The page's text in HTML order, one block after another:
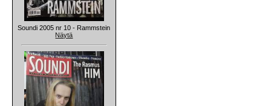
Soundi 2005 nr 10 - Rammstein
Näytä